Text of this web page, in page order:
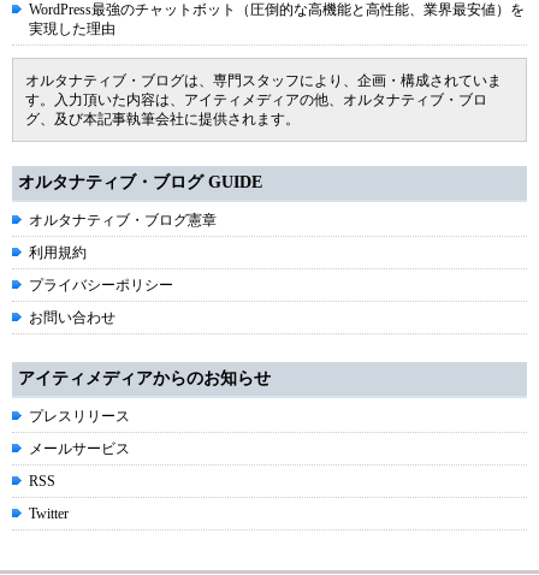
WordPress最強のチャットボット（圧倒的な高機能と高性能、業界最安値）を
実現した理由
オルタナティブ・ブログは、専門スタッフにより、企画・構成されていま
す。入力頂いた内容は、アイティメディアの他、オルタナティブ・ブロ
グ、及び本記事執筆会社に提供されます。
オルタナティブ・ブログ GUIDE
オルタナティブ・ブログ憲章
利用規約
プライバシーポリシー
お問い合わせ
アイティメディアからのお知らせ
プレスリリース
メールサービス
RSS
Twitter